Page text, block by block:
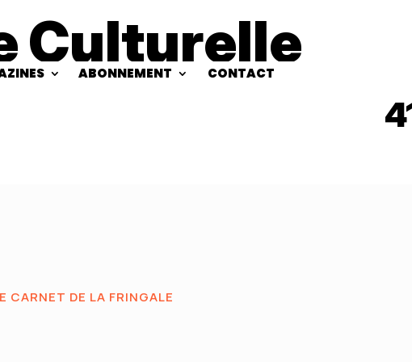
Culturelle
ABONNEMENT CONTACT
CARNET DE LA FRINGALE